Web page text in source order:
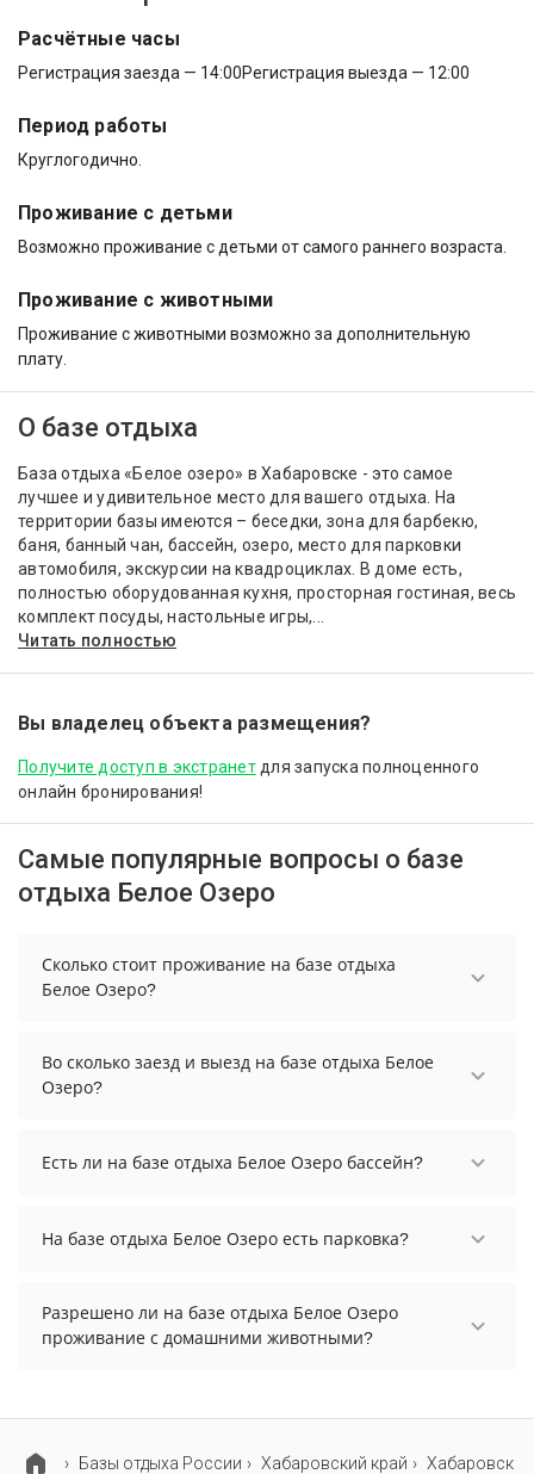
Расчётные часы
Регистрация заезда — 14:00Регистрация выезда — 12:00
Период работы
Круглогодично.
Проживание с детьми
Возможно проживание с детьми от самого раннего возраста.
Проживание с животными
Проживание с животными возможно за дополнительную
плату.
О базе отдыха
База отдыха «Белое озеро» в Хабаровске - это самое
лучшее и удивительное место для вашего отдыха. На
территории базы имеются – беседки, зона для барбекю,
баня, банный чан, бассейн, озеро, место для парковки
автомобиля, экскурсии на квадроциклах. В доме есть,
полностью оборудованная кухня, просторная гостиная, весь
комплект посуды, настольные игры,...
Читать полностью
Вы владелец объекта размещения?
Получите доступ в экстранетдля запуска полноценного
онлайн бронирования!
Самые популярные вопросы о базе
отдыха Белое Озеро
Сколько стоит проживание на базе отдыха
Белое Озеро?
на базе отдыха Белое Озеро, выберите нужные
даты и количество гостей.
Во сколько заезд и выезд на базе отдыха Белое
Озеро?
осуществить до 12:00.
Есть ли на базе отдыха Белое Озеро бассейн?
плавательный бассейн.
На базе отдыха Белое Озеро есть парковка?
Разрешено ли на базе отдыха Белое Озеро
проживание с домашними животными?
Базы отдыха России
Хабаровский край
Хабаровск